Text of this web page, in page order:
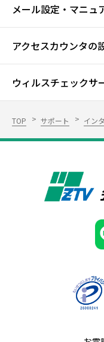
メール設定・マニュ
アクセスカウンタの
ウィルスチェックサ
TOP サポート イン